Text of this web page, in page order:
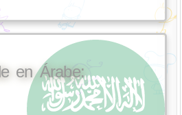
en Árabe: